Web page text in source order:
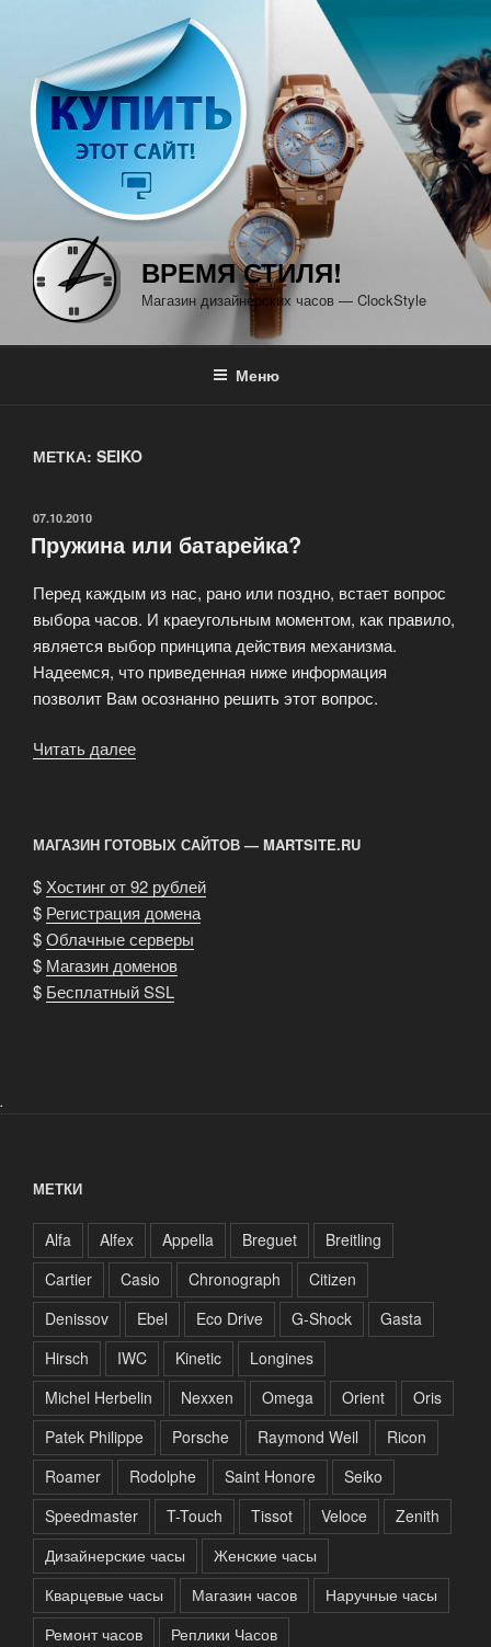
содержимому
ВРЕМЯ СТИЛЯ!
Магазин дизайнерских часов — ClockStyle
Меню
МЕТКА: SEIKO
ОПУБЛИКОВАНО
07.10.2010
Пружина или батарейка?
Перед каждым из нас, рано или поздно, встает вопрос
выбора часов. И краеугольным моментом, как правило,
является выбор принципа действия механизма.
Надеемся, что приведенная ниже информация
позволит Вам осознанно решить этот вопрос.
Читать далее
МАГАЗИН ГОТОВЫХ САЙТОВ — MARTSITE.RU
$Хостинг от 92 рублей
$ Регистрация домена
$Облачные серверы
$ Магазин доменов
$ Бесплатный SSL
.
МЕТКИ
Alfa Alfex Appella Breguet
Breitling
Cartier
Casio Chronograph
Citizen
Denissov
Ebel Eco Drive G-Shock
Gasta
Hirsch
IWC Kinetic
Longines
Michel Herbelin
Nexxen Omega Orient
Oris
Patek Philippe
Porsche Raymond Weil
Ricon
Roamer
Rodolphe Saint Honore
Seiko
Speedmaster
T-Touch Tissot Veloce
Zenith
Дизайнерские часы
Женские часы
Кварцевые часы
Магазин часов
Наручные часы
Ремонт часов
Реплики Часов